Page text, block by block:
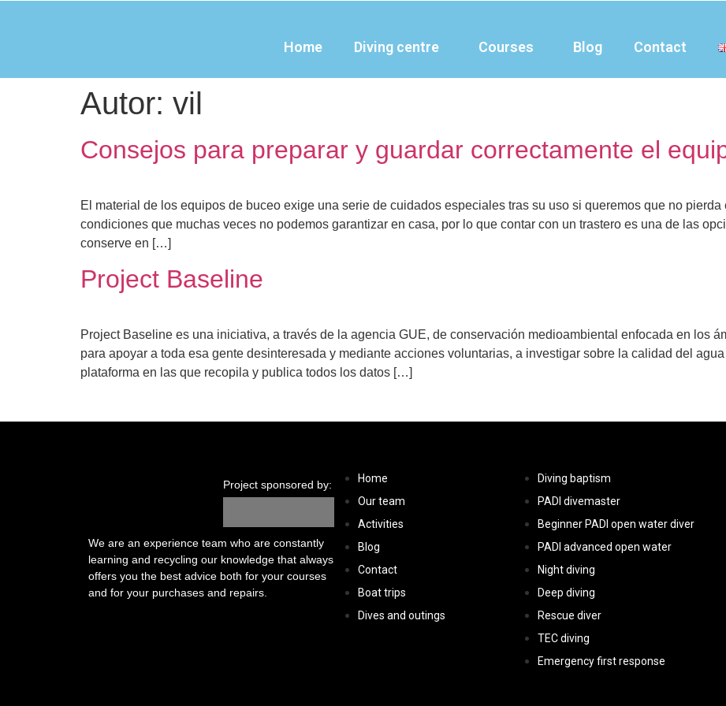
Home Diving centre Courses Blog Contact
Autor: vil
Consejos para preparar y guardar correctamente el
El material de los equipos de buceo exige una serie de cuidados especiales tras su uso si queremos que no
condiciones que muchas veces no podemos garantizar en casa, por lo que contar con un trastero es una de las
conserve en […]
Project Baseline
Project Baseline es una iniciativa, a través de la agencia GUE, de conservación medioambiental enfocada en los
para apoyar a toda esa gente desinteresada y mediante acciones voluntarias, a investigar sobre la calidad del
plataforma en las que recopila y publica todos los datos […]
Project sponsored by:
We are an experience team who are constantly
learning and recycling our knowledge that always
offers you the best advice both for your courses
and for your purchases and repairs.
Home
Our team
Activities
Blog
Contact
Boat trips
Dives and outings
Diving baptism
PADI divemaster
Beginner PADI open water diver
PADI advanced open water
Night diving
Deep diving
Rescue diver
TEC diving
Emergency first response